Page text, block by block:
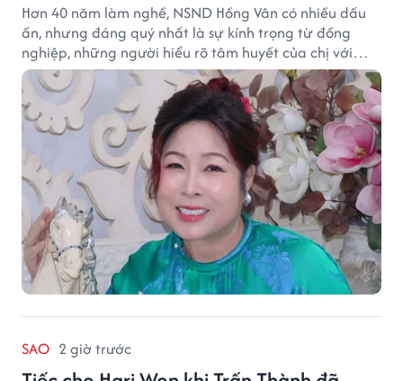
Hơn 40 năm làm nghề, NSND Hồng Vân có nhiều dấu
ấn, nhưng đáng quý nhất là sự kính trọng từ đồng
nghiệp, những người hiểu rõ tâm huyết của chị với
nghệ thuật.
SAO 2 giờ trước